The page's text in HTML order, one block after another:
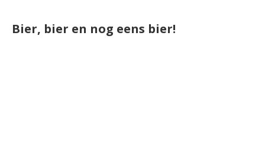
Bier, bier en nog eens bier!